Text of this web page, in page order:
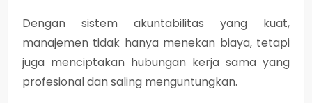
Dengan sistem akuntabilitas yang kuat,
manajemen tidak hanya menekan biaya, tetapi
juga menciptakan hubungan kerja sama yang
profesional dan saling menguntungkan.